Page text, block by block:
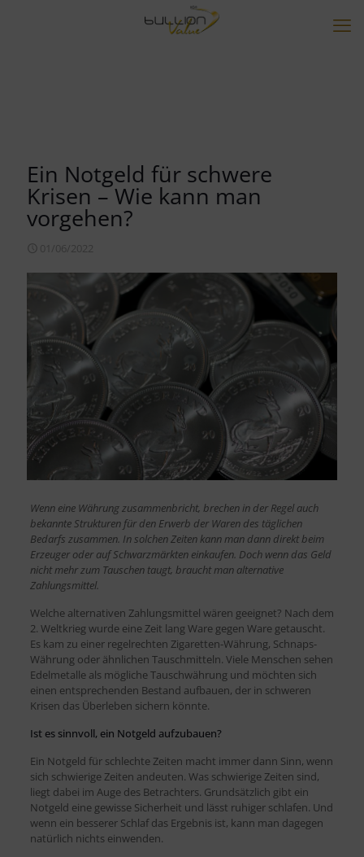
Ein Notgeld für schwere
Krisen – Wie kann man
vorgehen?
01/06/2022
Wenn eine Währung zusammenbricht, brechen in der Regel auch
bekannte Strukturen für den Erwerb der Waren des täglichen
Bedarfs zusammen. In solchen Zeiten kann man dann direkt beim
Erzeuger oder auf Schwarzmärkten einkaufen. Doch wenn das Geld
nicht mehr zum Tauschen taugt, braucht man alternative
Zahlungsmittel.
Welche alternativen Zahlungsmittel wären geeignet? Nach dem
2. Weltkrieg wurde eine Zeit lang Ware gegen Ware getauscht.
Es kam zu einer regelrechten Zigaretten-Währung, Schnaps-
Währung oder ähnlichen Tauschmitteln. Viele Menschen sehen
Edelmetalle als mögliche Tauschwährung und möchten sich
einen entsprechenden Bestand aufbauen, der in schweren
Krisen das Überleben sichern könnte.
Ist es sinnvoll, ein Notgeld aufzubauen?
Ein Notgeld für schlechte Zeiten macht immer dann Sinn, wenn
sich schwierige Zeiten andeuten. Was schwierige Zeiten sind,
liegt dabei im Auge des Betrachters. Grundsätzlich gibt ein
Notgeld eine gewisse Sicherheit und lässt ruhiger schlafen. Und
wenn ein besserer Schlaf das Ergebnis ist, kann man dagegen
natürlich nichts einwenden.